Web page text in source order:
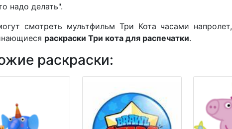
надо делать".
смотреть мультфильм Три Кота часами
раскраски Три кота для распечатки.
раскраски: